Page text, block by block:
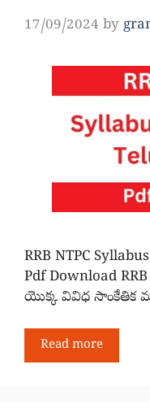
17/09/2024 by
RRB NTPC
Pdf Download
యొక్క వివిధ సాంకేతిక
Read more